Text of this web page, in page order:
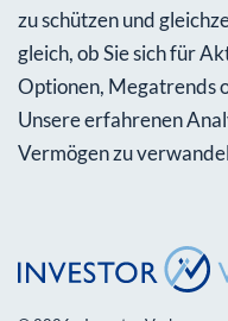
zu schützen und
gleich, ob Sie sich für
Optionen, Megatrends
Unsere erfahrenen
Vermögen zu